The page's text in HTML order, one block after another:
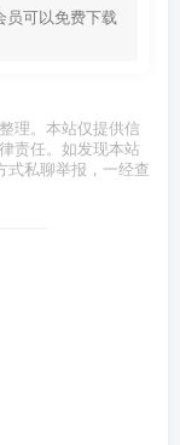
员可以免费下载
理。本站仅提供信
责任。如发现本站
式私聊举报，一经查